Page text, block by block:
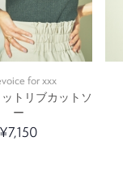
for xxx
トリブカットソ
ー
¥7,150